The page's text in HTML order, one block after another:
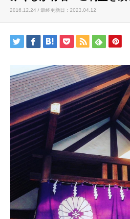
2016.12.24 / 最終更新日：2023.04.12